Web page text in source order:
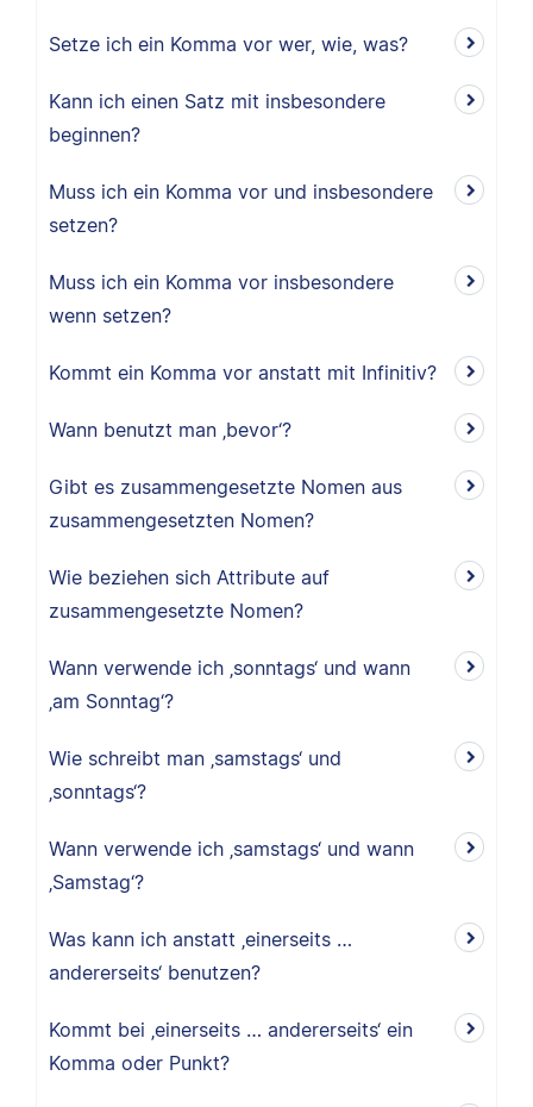
Setze ich ein Komma vor wer, wie, was?
Kann ich einen Satz mit insbesondere
beginnen?
Muss ich ein Komma vor und insbesondere
setzen?
Muss ich ein Komma vor insbesondere
wenn setzen?
Kommt ein Komma vor anstatt mit Infinitiv?
Wann benutzt man ‚bevor‘?
Gibt es zusammengesetzte Nomen aus
zusammengesetzten Nomen?
Wie beziehen sich Attribute auf
zusammengesetzte Nomen?
Wann verwende ich ‚sonntags‘ und wann
‚am Sonntag‘?
Wie schreibt man ‚samstags‘ und
‚sonntags‘?
Wann verwende ich ‚samstags‘ und wann
‚Samstag‘?
Was kann ich anstatt ‚einerseits …
andererseits‘ benutzen?
Kommt bei ‚einerseits … andererseits‘ ein
Komma oder Punkt?